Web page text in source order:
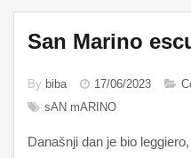
San Marino
By biba 17/06/2023
sAN mARINO
Današnji dan je bio